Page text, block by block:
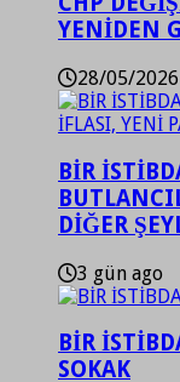
YENİDEN
28/05/2026
BİR
DİĞER
3 gün ago
BİR
SOKAK